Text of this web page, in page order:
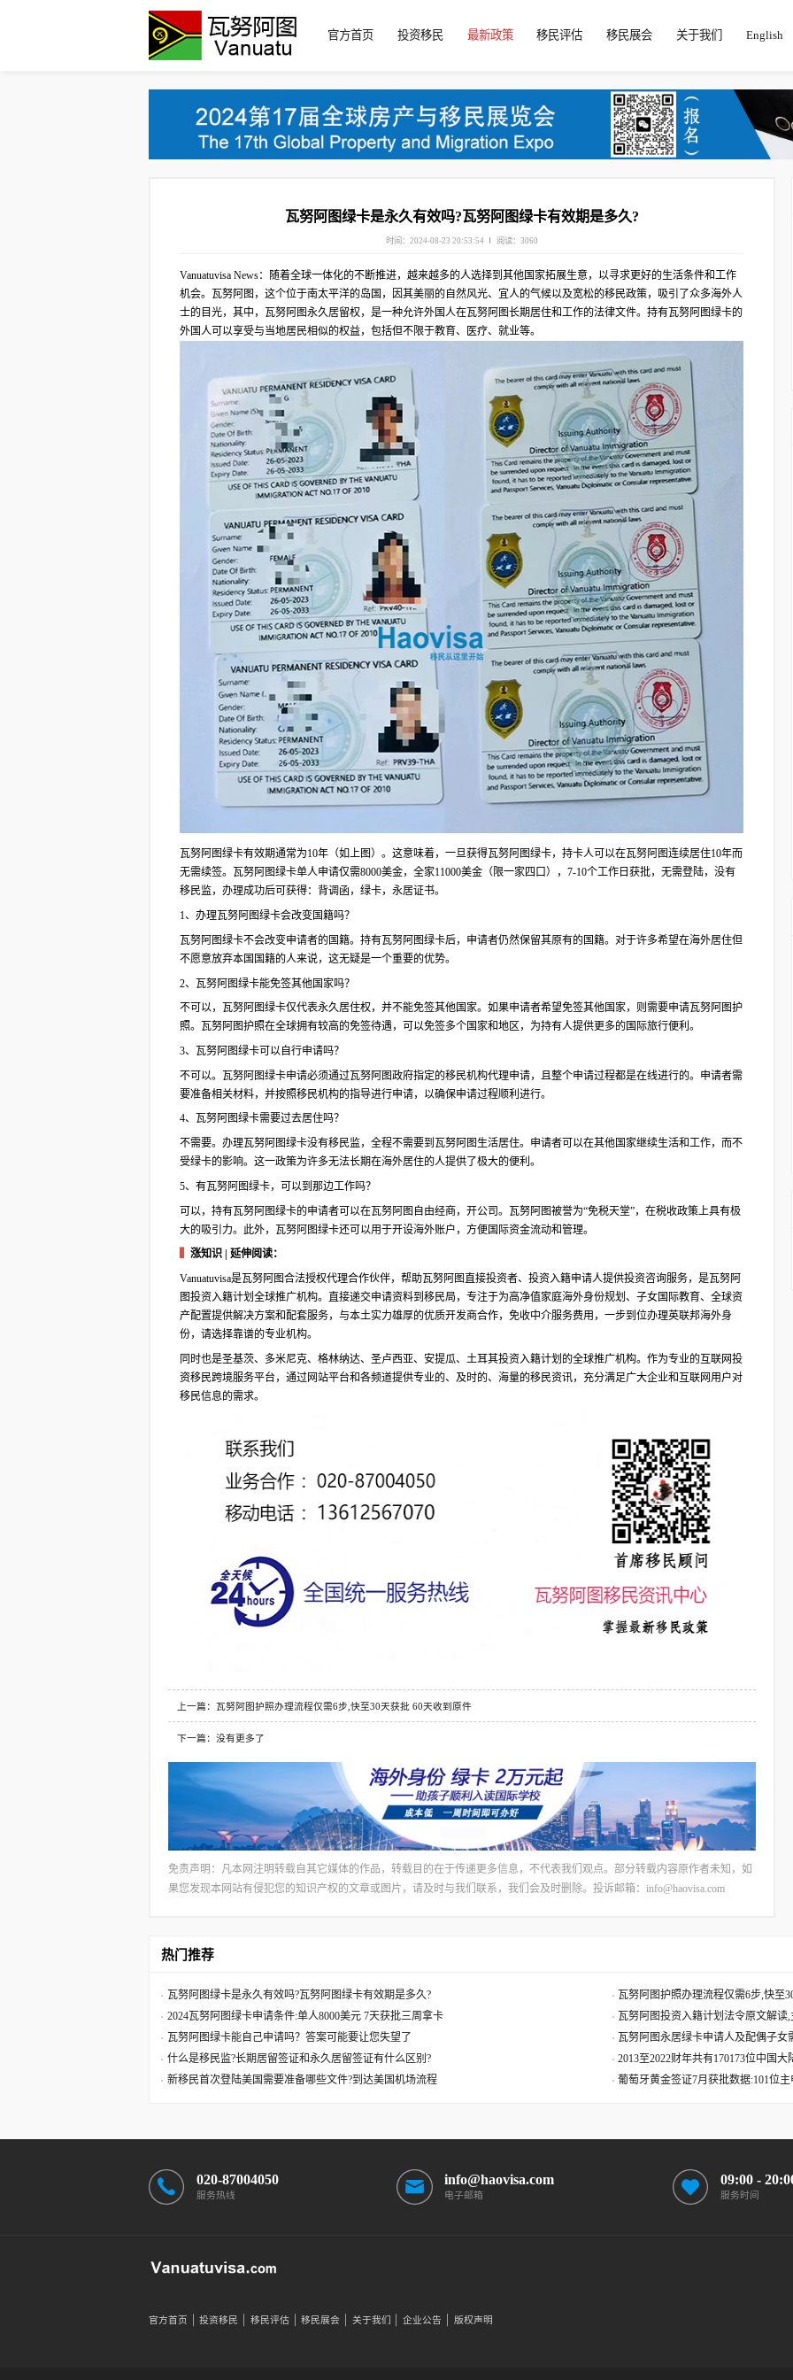
官方首页 投资移民 最新政策 移民评估 移民展会 关于我们 English
瓦努阿图绿卡是永久有效吗?瓦努阿图绿卡有效期是多久?
时间：2024-08-23 20:53:54 阅读：3060
Vanuatuvisa News：随着全球一体化的不断推进，越来越多的人选择到其他国家拓展生意，以寻求更好的生活条件和工作
机会。瓦努阿图，这个位于南太平洋的岛国，因其美丽的自然风光、宜人的气候以及宽松的移民政策，吸引了众多海外人
士的目光，其中，瓦努阿图永久居留权，是一种允许外国人在瓦努阿图长期居住和工作的法律文件。持有瓦努阿图绿卡的
外国人可以享受与当地居民相似的权益，包括但不限于教育、医疗、就业等。
瓦努阿图绿卡有效期通常为10年（如上图）。这意味着，一旦获得瓦努阿图绿卡，持卡人可以在瓦努阿图连续居住10年而
无需续签。瓦努阿图绿卡单人申请仅需8000美金，全家11000美金（限一家四口），7-10个工作日获批，无需登陆，没有
移民监，办理成功后可获得：背调函，绿卡，永居证书。
1、办理瓦努阿图绿卡会改变国籍吗？
瓦努阿图绿卡不会改变申请者的国籍。持有瓦努阿图绿卡后，申请者仍然保留其原有的国籍。对于许多希望在海外居住但
不愿意放弃本国国籍的人来说，这无疑是一个重要的优势。
2、瓦努阿图绿卡能免签其他国家吗？
不可以，瓦努阿图绿卡仅代表永久居住权，并不能免签其他国家。如果申请者希望免签其他国家，则需要申请瓦努阿图护
照。瓦努阿图护照在全球拥有较高的免签待遇，可以免签多个国家和地区，为持有人提供更多的国际旅行便利。
3、瓦努阿图绿卡可以自行申请吗？
不可以。瓦努阿图绿卡申请必须通过瓦努阿图政府指定的移民机构代理申请，且整个申请过程都是在线进行的。申请者需
要准备相关材料，并按照移民机构的指导进行申请，以确保申请过程顺利进行。
4、瓦努阿图绿卡需要过去居住吗？
不需要。办理瓦努阿图绿卡没有移民监，全程不需要到瓦努阿图生活居住。申请者可以在其他国家继续生活和工作，而不
受绿卡的影响。这一政策为许多无法长期在海外居住的人提供了极大的便利。
5、有瓦努阿图绿卡，可以到那边工作吗？
可以，持有瓦努阿图绿卡的申请者可以在瓦努阿图自由经商，开公司。瓦努阿图被誉为“免税天堂”，在税收政策上具有极
大的吸引力。此外，瓦努阿图绿卡还可以用于开设海外账户，方便国际资金流动和管理。
▍涨知识 | 延伸阅读：
Vanuatuvisa是瓦努阿图合法授权代理合作伙伴，帮助瓦努阿图直接投资者、投资入籍申请人提供投资咨询服务，是瓦努阿
图投资入籍计划全球推广机构。直接递交申请资料到移民局，专注于为高净值家庭海外身份规划、子女国际教育、全球资
产配置提供解决方案和配套服务，与本土实力雄厚的优质开发商合作，免收中介服务费用，一步到位办理英联邦海外身
份，请选择靠谱的专业机构。
同时也是圣基茨、多米尼克、格林纳达、圣卢西亚、安提瓜、土耳其投资入籍计划的全球推广机构。作为专业的互联网投
资移民跨境服务平台，通过网站平台和各频道提供专业的、及时的、海量的移民资讯，充分满足广大企业和互联网用户对
移民信息的需求。
上一篇：瓦努阿图护照办理流程仅需6步,快至30天获批 60天收到原件
下一篇：没有更多了
免责声明：凡本网注明转载自其它媒体的作品，转载目的在于传递更多信息，不代表我们观点。部分转载内容原作者未知，如
果您发现本网站有侵犯您的知识产权的文章或图片，请及时与我们联系，我们会及时删除。投诉邮箱：info@haovisa.com
热门推荐
瓦努阿图绿卡是永久有效吗?瓦努阿图绿卡有效期是多久?
瓦努阿图护照办理流程仅需6步,快至
2024瓦努阿图绿卡申请条件:单人8000美元 7天获批三周拿卡
瓦努阿图投资入籍计划法令原文解读
瓦努阿图绿卡能自己申请吗？答案可能要让您失望了
瓦努阿图永居绿卡申请人及配偶子女
什么是移民监?长期居留签证和永久居留签证有什么区别?
2013至2022财年共有170173位中国
新移民首次登陆美国需要准备哪些文件?到达美国机场流程
葡萄牙黄金签证7月获批数据:101位
020-87004050
服务热线
info@haovisa.com
电子邮箱
09:00 -
服务时间
官方首页 投资移民 移民评估 移民展会 关于我们 企业公告 版权声明